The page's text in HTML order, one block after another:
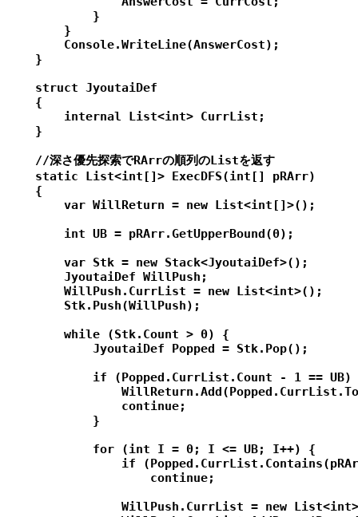
            }
        }
        Console.WriteLine(AnswerCost);
    }
    struct JyoutaiDef
    {
        internal List<int> CurrList;
    }
    //深さ優先探索でRArrの順列のListを返す
    static List<int[]> ExecDFS(int[] pRArr)
    {
        var WillReturn = new List<int[]>();
        int UB = pRArr.GetUpperBound(0);
        var Stk = new Stack<JyoutaiDef>();
        JyoutaiDef WillPush;
        WillPush.CurrList = new List<int>();
        Stk.Push(WillPush);
        while (Stk.Count > 0) {
            JyoutaiDef Popped = Stk.Pop();
if (Popped.CurrList.Count - 1 == UB)
                continue;
            }
            for (int I = 0; I <= UB; I++) {
if
                    continue;
WillPush.CurrList = new